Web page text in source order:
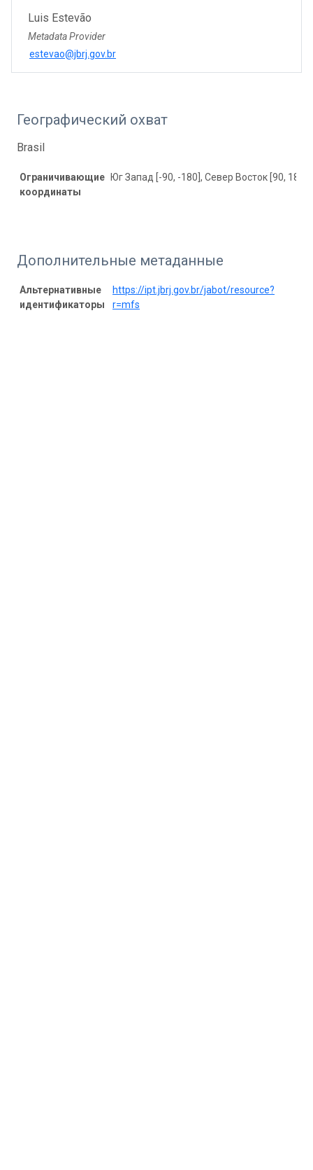
Luis Estevão
Metadata Provider
estevao@jbrj.gov.br
Географический охват
Brasil
Ограничивающие
координаты
Юг Запад [-90, -180], Север Восток [90, 180]
Дополнительные метаданные
Альтернативные
идентификаторы
https://ipt.jbrj.gov.br/jabot/resource?
r=mfs